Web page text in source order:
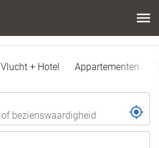
Vlucht + Hotel Appartementen